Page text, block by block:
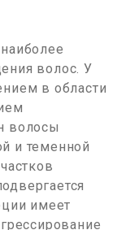
волос. У
в области
волосы
и теменной
имеет